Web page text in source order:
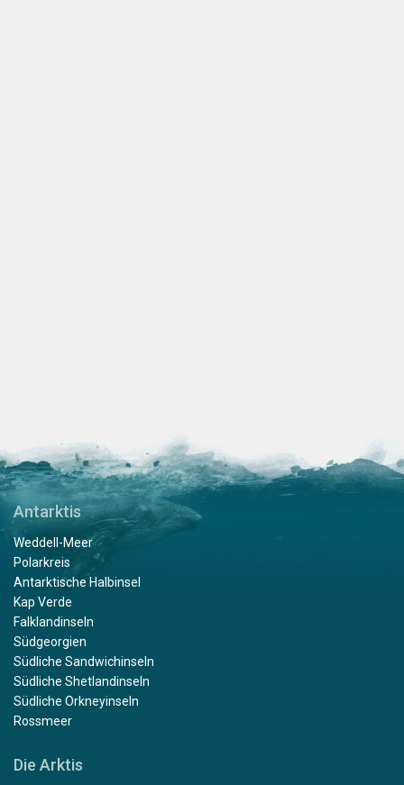
Antarktis
Weddell-Meer
Polarkreis
Antarktische Halbinsel
Kap Verde
Falklandinseln
Südgeorgien
Südliche Sandwichinseln
Südliche Shetlandinseln
Südliche Orkneyinseln
Rossmeer
Die Arktis